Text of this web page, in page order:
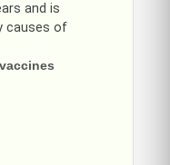
and is
causes of